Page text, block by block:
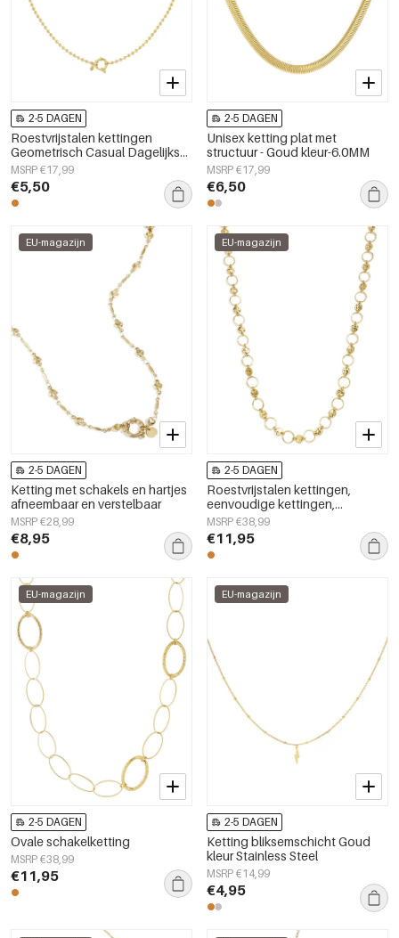
2-5 DAGEN
Roestvrijstalen kettingen
Geometrisch Casual Dagelijks
Eenvoudig Serie Dames
sieraden
MSRP €17,99
€5,50
2-5 DAGEN
Unisex ketting plat met
structuur - Goud kleur-6.0MM
MSRP €17,99
€6,50
EU-magazijn
2-5 DAGEN
Ketting met schakels en hartjes
afneembaar en verstelbaar
MSRP €28,99
€8,95
EU-magazijn
2-5 DAGEN
Roestvrijstalen kettingen,
eenvoudige kettingen,
dagelijkse sieraden uit de
Simple Series voor dames.
MSRP €38,99
€11,95
EU-magazijn
2-5 DAGEN
Ovale schakelketting
MSRP €38,99
€11,95
EU-magazijn
2-5 DAGEN
Ketting bliksemschicht Goud
kleur Stainless Steel
MSRP €14,99
€4,95